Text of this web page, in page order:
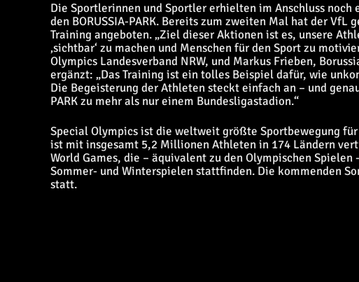
Die Sportlerinnen und Sportler erhielten im Anschluss
den BORUSSIA-PARK. Bereits zum zweiten Mal hat der
Training angeboten. „Ziel dieser Aktionen ist es, unsere
‚sichtbar‘ zu machen und Menschen für den Sport zu
Olympics Landesverband NRW, und Markus Frieben,
ergänzt: „Das Training ist ein tolles Beispiel dafür, wie
Die Begeisterung der Athleten steckt einfach an – und
PARK zu mehr als nur einem Bundesligastadion.“
Special Olympics ist die weltweit größte Sportbewegung
ist mit insgesamt 5,2 Millionen Athleten in 174 Ländern
World Games, die – äquivalent zu den Olympischen
Sommer- und Winterspielen stattfinden. Die kommenden
statt.